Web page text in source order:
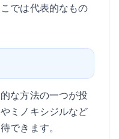
では代表的なもの
な方法の一つが投
ミノキシジルなど
できます。